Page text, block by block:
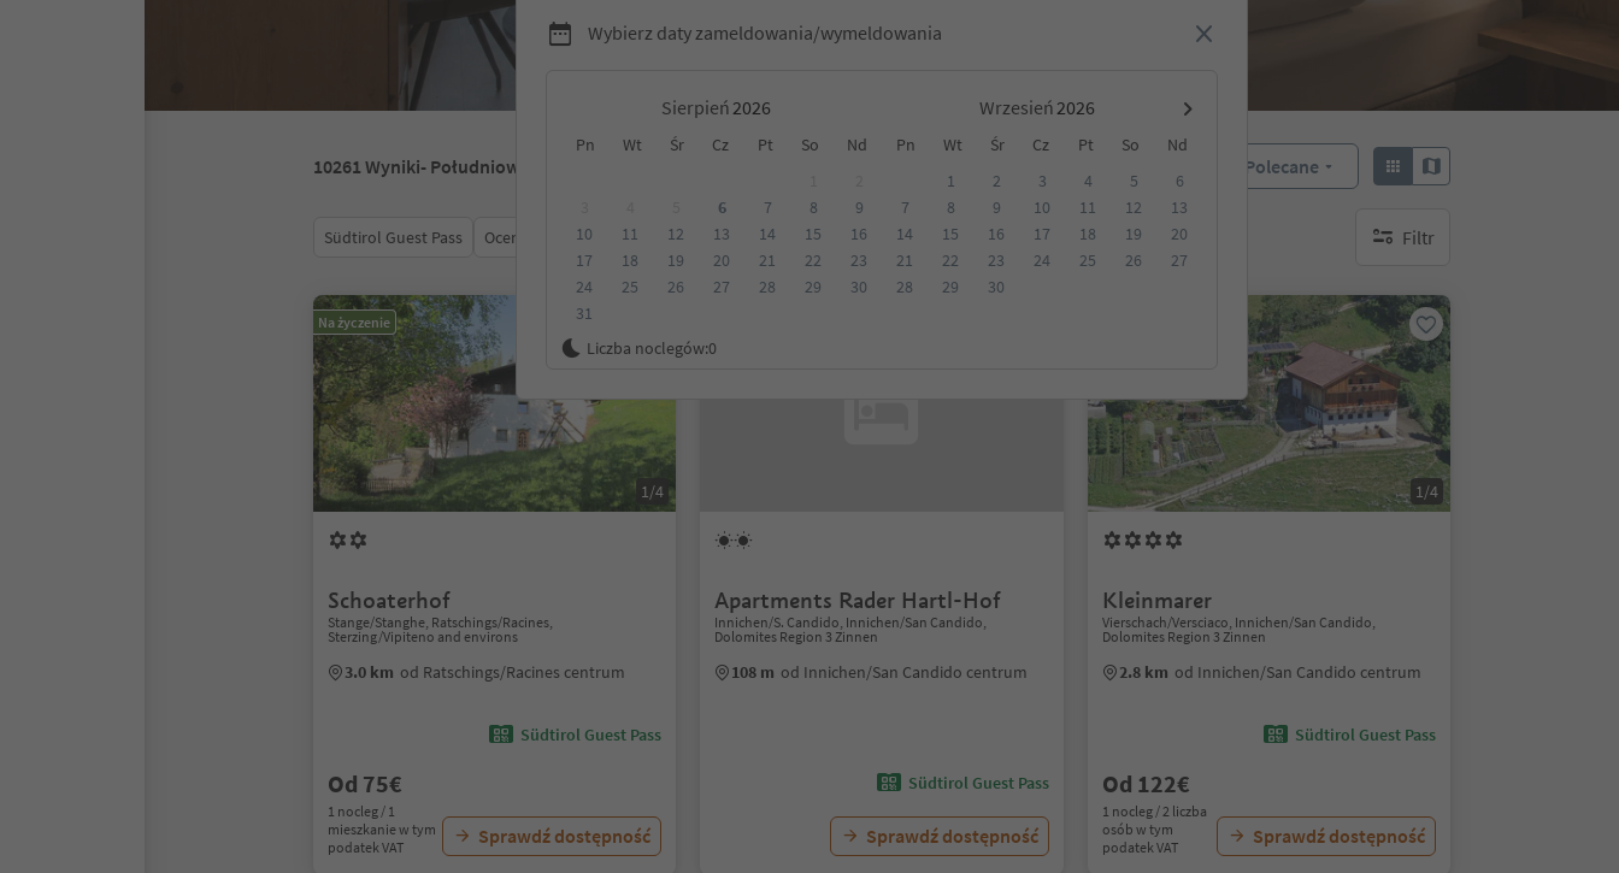
Wybierz daty zameldowania/wymeldowania
Sierpień Wrzesień
Pn Wt Śr Cz Pt So Nd Pn Wt Śr Cz Pt So
Nd
6 7 8
9
10
11 12 13 14 15
16
17
18 19 20 21 22
23
24
25 26 27 28 29
30
31
1 2 3 4 5
6
7
8 9 10 11 12
13
14
15 16 17 18 19
20
21
22 23 24 25 26
27
28
29 30
Liczba noclegów:0
10261 Wyniki- Południowy Tyrol Polecane
Südtirol Guest Pass Ocena Kategoria Opcje wyżywienia Ekologiczne zakwaterowanie Filtr
brak aktywnych filtrów
Na życzenie
1/4
Schoaterhof
Stange/Stanghe, Ratschings/Racines,
Sterzing/Vipiteno and environs
3.0 km od Ratschings/Racines centrum
Südtirol Guest Pass
Od 75€
1 nocleg / 1
mieszkanie w tym
podatek VAT
Sprawdź dostępność
Apartments Rader Hartl-Hof
Innichen/S. Candido, Innichen/San Candido,
Dolomites Region 3 Zinnen
108 m od Innichen/San Candido centrum
Südtirol Guest Pass
Sprawdź dostępność
1/4
Kleinmarer
Vierschach/Versciaco, Innichen/San Candido,
Dolomites Region 3 Zinnen
2.8 km od Innichen/San Candido centrum
Südtirol Guest Pass
Od 122€
1 nocleg / 2 liczba
osób w tym
podatek VAT
Sprawdź dostępność